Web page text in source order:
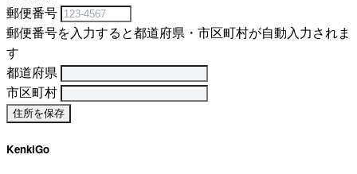
郵便番号
郵便番号を入力すると都道府県・市区町村が自動入力されま
す
都道府県
市区町村
KenkiGo